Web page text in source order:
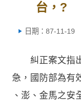
台，?
日期：87-11-19
糾正案文指出
急，國防部為有
、澎、金馬之安